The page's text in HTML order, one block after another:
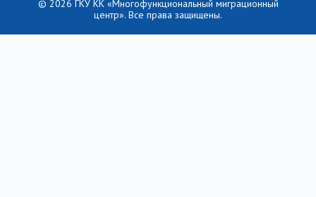
© 2026 ГКУ КК «Многофункциональный миграционный
центр». Все права защищены.